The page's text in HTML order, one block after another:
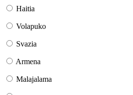
Haitia
Volapuko
Svazia
Armena
Malajalama